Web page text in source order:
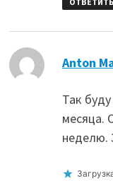
Anton
Так
месяца.
неделю.